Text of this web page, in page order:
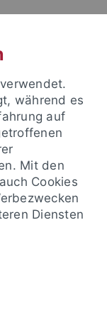
während es
auf
Mit den
Cookies
Diensten